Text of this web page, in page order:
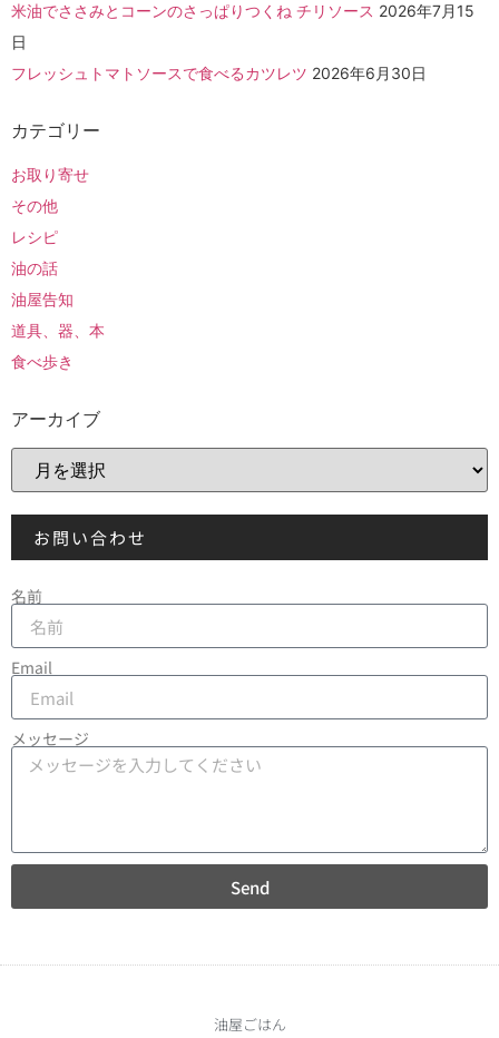
米油でささみとコーンのさっぱりつくね チリソース 2026年7月15
日
フレッシュトマトソースで食べるカツレツ 2026年6月30日
カテゴリー
お取り寄せ
その他
レシピ
油の話
油屋告知
道具、器、本
食べ歩き
アーカイブ
お問い合わせ
名前
Email
メッセージ
Send
油屋ごはん